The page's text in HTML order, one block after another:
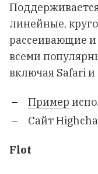
линейные,
рассеивающие и
всеми
включая Safari и
Пример
Сайт
Flot